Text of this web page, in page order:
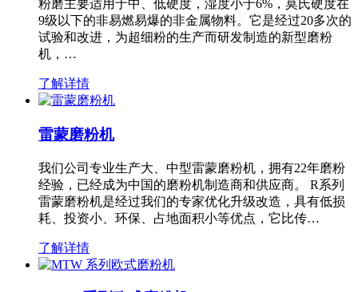
粉磨主要适用于中、低硬度，湿度小于6%，莫氏硬度在
9级以下的非易燃易爆的非金属物料。它是经过20多次的
试验和改进，为超细粉的生产而研发制造的新型磨粉
机，…
了解详情
雷蒙磨粉机
我们公司专业生产大、中型雷蒙磨粉机，拥有22年磨粉
经验，已经成为中国的磨粉机制造商和供应商。 R系列
雷蒙磨粉机是经过我们的专家优化升级改造，具有低损
耗、投资小、环保、占地面积小等优点，它比传…
了解详情